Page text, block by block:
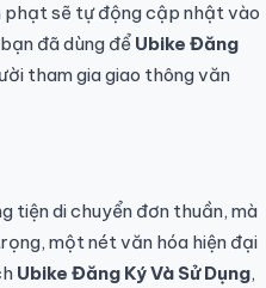
phạt sẽ tự động cập nhật vào
đã dùng để Ubike Đăng
tham gia giao thông văn
tiện di chuyển đơn thuần, mà
một nét văn hóa hiện đại
Ubike Đăng Ký Và Sử Dụng,